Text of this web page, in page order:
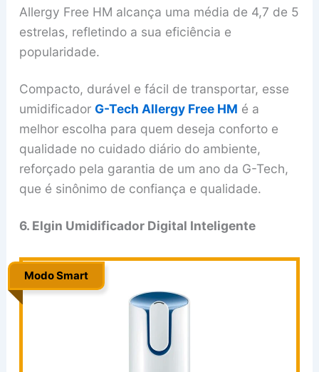
Allergy Free HM alcança uma média de 4,7 de 5
estrelas, refletindo a sua eficiência e
popularidade.
Compacto, durável e fácil de transportar, esse
umidificador G-Tech Allergy Free HM é a
melhor escolha para quem deseja conforto e
qualidade no cuidado diário do ambiente,
reforçado pela garantia de um ano da G-Tech,
que é sinônimo de confiança e qualidade.
6. Elgin Umidificador Digital Inteligente
Modo Smart
..